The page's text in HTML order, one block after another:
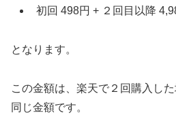
初回 498円 + ２回目以降
となります。
この金額は、楽天で２回購入し
同じ金額です。